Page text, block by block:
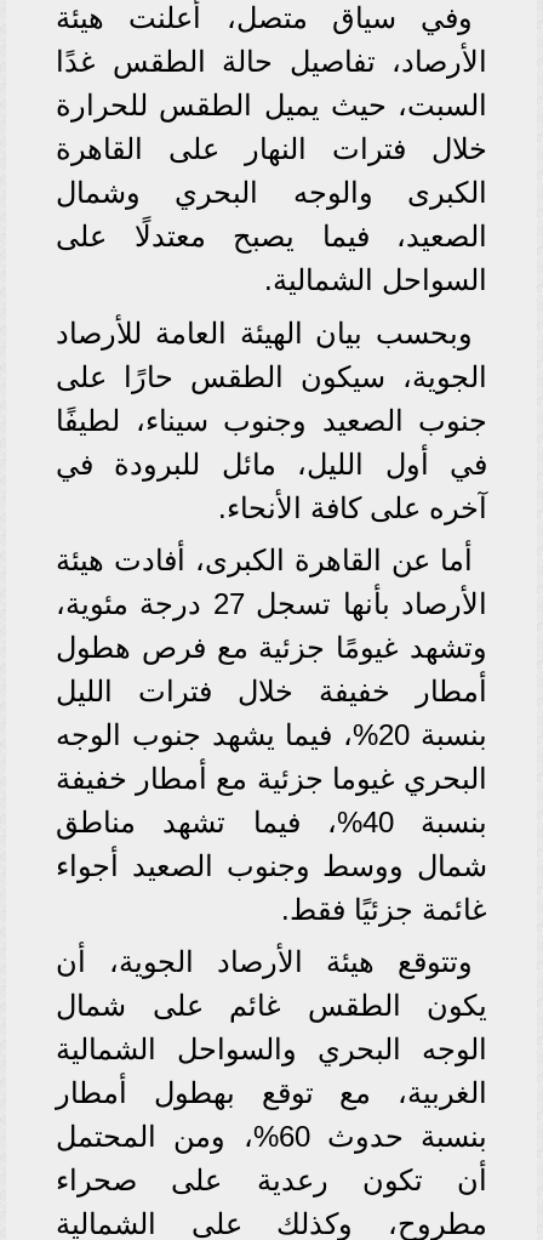
وفي سياق متصل، أعلنت هيئة
الأرصاد، تفاصيل حالة الطقس غدًا
السبت، حيث يميل الطقس للحرارة
خلال فترات النهار على القاهرة
الكبرى والوجه البحري وشمال
الصعيد، فيما يصبح معتدلًا على
السواحل الشمالية.
وبحسب بيان الهيئة العامة للأرصاد
الجوية، سيكون الطقس حارًا على
جنوب الصعيد وجنوب سيناء، لطيفًا
في أول الليل، مائل للبرودة في
آخره على كافة الأنحاء.
أما عن القاهرة الكبرى، أفادت هيئة
الأرصاد بأنها تسجل 27 درجة مئوية،
وتشهد غيومًا جزئية مع فرص هطول
أمطار خفيفة خلال فترات الليل
بنسبة 20%، فيما يشهد جنوب الوجه
البحري غيوما جزئية مع أمطار خفيفة
بنسبة 40%، فيما تشهد مناطق
شمال ووسط وجنوب الصعيد أجواء
غائمة جزئيًا فقط.
وتتوقع هيئة الأرصاد الجوية، أن
يكون الطقس غائم على شمال
الوجه البحري والسواحل الشمالية
الغربية، مع توقع بهطول أمطار
بنسبة حدوث 60%، ومن المحتمل
أن تكون رعدية على صحراء
مطروح، وكذلك على الشمالية